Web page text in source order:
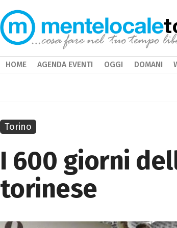
I 600 giorni
torinese
Torino
HOME AGENDA EVENTI OGGI DOMANI